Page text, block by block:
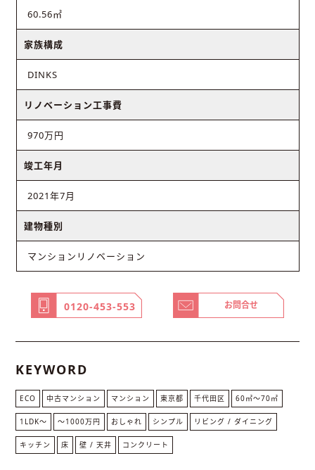
60.56㎡
家族構成
DINKS
リノベーション工事費
970万円
竣工年月
2021年7月
建物種別
マンションリノベーション
0120-453-553 お問合せ
KEYWORD
ECO 中古マンション マンション 東京都 千代田区 60㎡〜70㎡
1LDK〜 〜1000万円 おしゃれ シンプル リビング / ダイニング
キッチン 床 壁 / 天井 コンクリート